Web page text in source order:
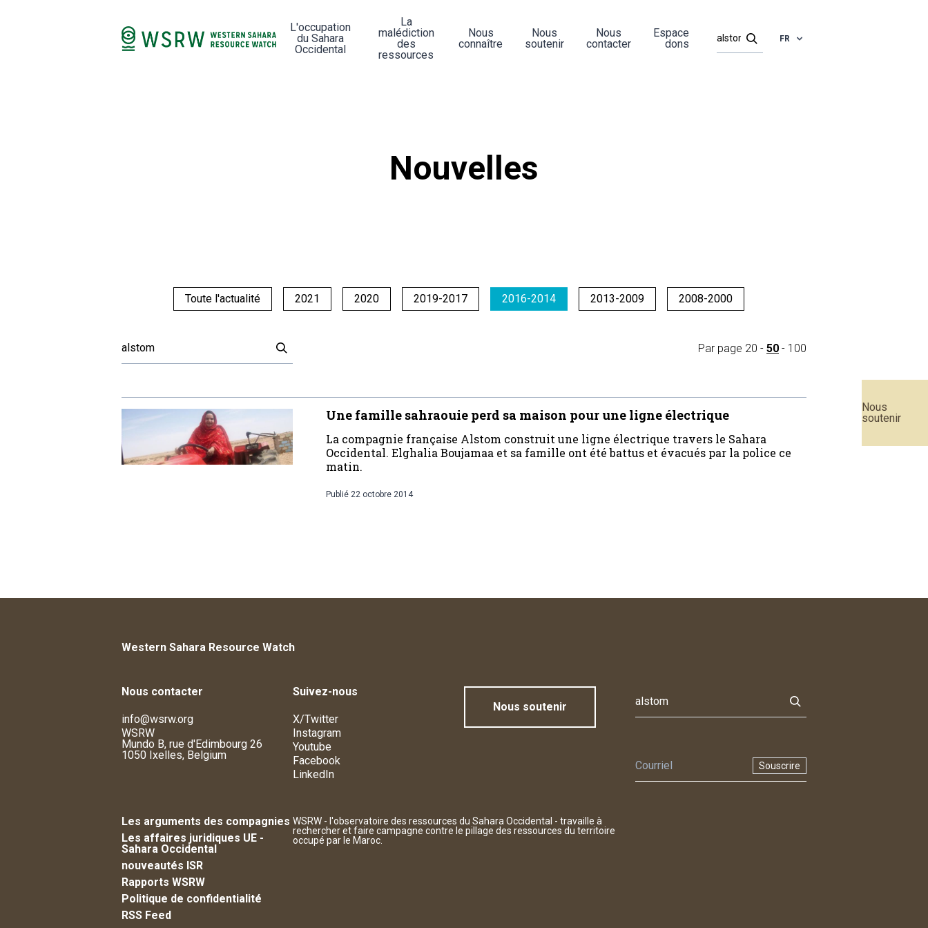
Nous
soutenir
L'occupation
du Sahara
Occidental
La
malédiction
des
ressources
Nous
connaître
Nous
soutenir
Nous
contacter
Espace
dons
FR
Nouvelles
Toute l'actualité 2021 2020 2019-2017 2016-2014 2013-2009 2008-2000
Par page 20 - 50 - 100
Une famille sahraouie perd sa maison pour une ligne électrique
La compagnie française Alstom construit une ligne électrique travers le Sahara
Occidental. Elghalia Boujamaa et sa famille ont été battus et évacués par la police ce
matin.
Publié 22 octobre 2014
Western Sahara Resource Watch
Nous contacter
info@wsrw.org
WSRW
Mundo B, rue d'Edimbourg 26
1050 Ixelles, Belgium
Suivez-nous
X/Twitter
Instagram
Youtube
Facebook
LinkedIn
Nous soutenir
Souscrire
Les arguments des compagnies
Les affaires juridiques UE -
Sahara Occidental
nouveautés ISR
Rapports WSRW
Politique de confidentialité
RSS Feed
WSRW - l'observatoire des ressources du Sahara Occidental - travaille à
rechercher et faire campagne contre le pillage des ressources du territoire
occupé par le Maroc.